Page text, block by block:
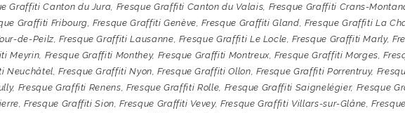
Graffiti Canton du Jura Fresque Graffiti Canton du Valais Fresque Graffiti Crans-
Graffiti Fribourg ,Fresque Graffiti Genève ,Fresque Graffiti Gland ,Fresque Graffiti La
de-Peilz,Fresque Graffiti Lausanne Fresque Graffiti Le Locle ,Fresque Graffiti Marly,
Meyrin Fresque Graffiti Monthey, Fresque Graffiti Montreux,Fresque Graffiti Morges ,
Neuchâtel ,Fresque Graffiti Nyon ,Fresque Graffiti Ollon Fresque Graffiti Porrentruy,
, Fresque Graffiti Renens Fresque Graffiti Rolle Fresque Graffiti Saignelégier, Fresque
,Fresque Graffiti Sion ,Fresque Graffiti Vevey, Fresque Graffiti Villars-sur-Glâne ,